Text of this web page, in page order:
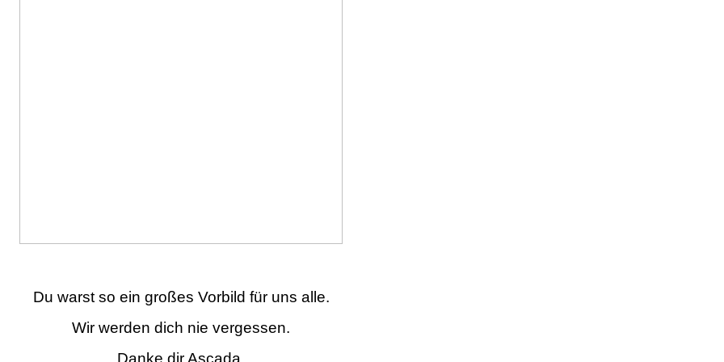
Du warst so ein großes Vorbild für uns alle.
Wir werden dich nie vergessen.
Danke dir Ascada.